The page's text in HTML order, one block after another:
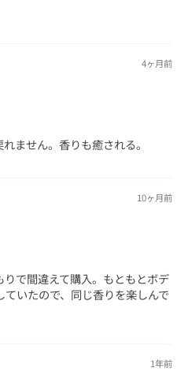
4ヶ月前
ません。香りも癒される。
10ヶ月前
で間違えて購入。もともとボデ
いたので、同じ香りを楽しんで
1年前